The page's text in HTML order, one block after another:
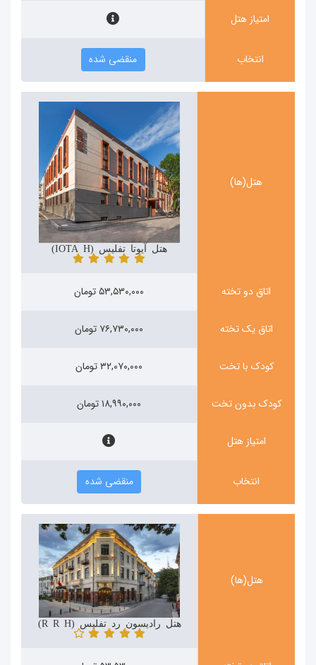
امتیاز هتل
انتخاب منقضی شده
هتل(ها)
هتل آیوتا تفلیس (IOTA Hotel)
اتاق دو تخته ۵۳,۵۳۰,۰۰۰ تومان
اتاق یک تخته ۷۶,۷۳۰,۰۰۰ تومان
کودک با تخت ۳۲,۰۷۰,۰۰۰ تومان
کودک بدون تخت ۱۸,۹۹۰,۰۰۰ تومان
امتیاز هتل
انتخاب منقضی شده
هتل(ها)
هتل رادیسون رد تفلیس (Radisson Red Hotel)